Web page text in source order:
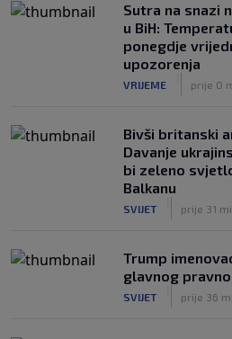
propustio
se konačno
NOGOMET
|
9.
Sutra na snazi
u BiH:
ponegdje
upozorenja
VRIJEME prije 0
Bivši britanski
Davanje
bi zeleno
Balkanu
SVIJET prije 31
Trump
glavnog
SVIJET prije 36